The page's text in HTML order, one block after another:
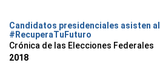
Candidatos presidenciales asisten
#RecuperaTuFuturo
Crónica de las Elecciones Federales
2018